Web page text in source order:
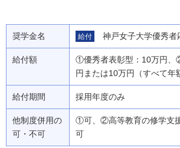
奨学金名 給付 神戸女子大学優秀者
給付額
①優秀者表彰型：10万円、
円または10万円（すべて年
給付期間 採用年度のみ
他制度併用の
可・不可
①可、②高等教育の修学支
可